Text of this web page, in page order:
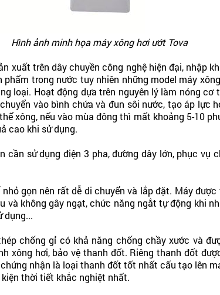
Hình ảnh minh họa máy xông hơi ướt Tova
xuất trên dây chuyền công nghệ hiện đại, nhập
trong nước tuy nhiên những model máy
loại. Hoạt động dựa trên nguyên lý làm nóng
vào bình chứa và đun sôi nước, tạo áp lực
xông, nếu vào mùa đông thì mất khoảng 5-10
cao khi sử dụng.
cần sử dụng điện 3 pha, đường dây lớn, phục
gọn nên rất dễ di chuyển và lắp đặt. Máy
và không gây ngạt, chức năng ngắt tự động khi
dụng...
chống gỉ có khả năng chống chầy xước và
xông hơi, bảo vệ thanh đốt. Riêng thanh đốt
nhận là loại thanh đốt tốt nhất cấu tạo lên
thời tiết khắc nghiệt nhất.